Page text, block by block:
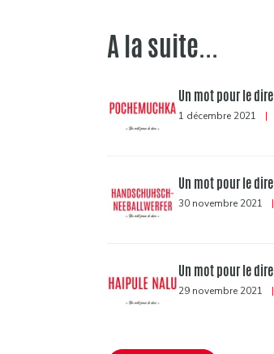
A la suite...
Un mot pour le
1 décembre 2021 |
Un mot pour le
30 novembre 2021 |
Un mot pour le
29 novembre 2021 |